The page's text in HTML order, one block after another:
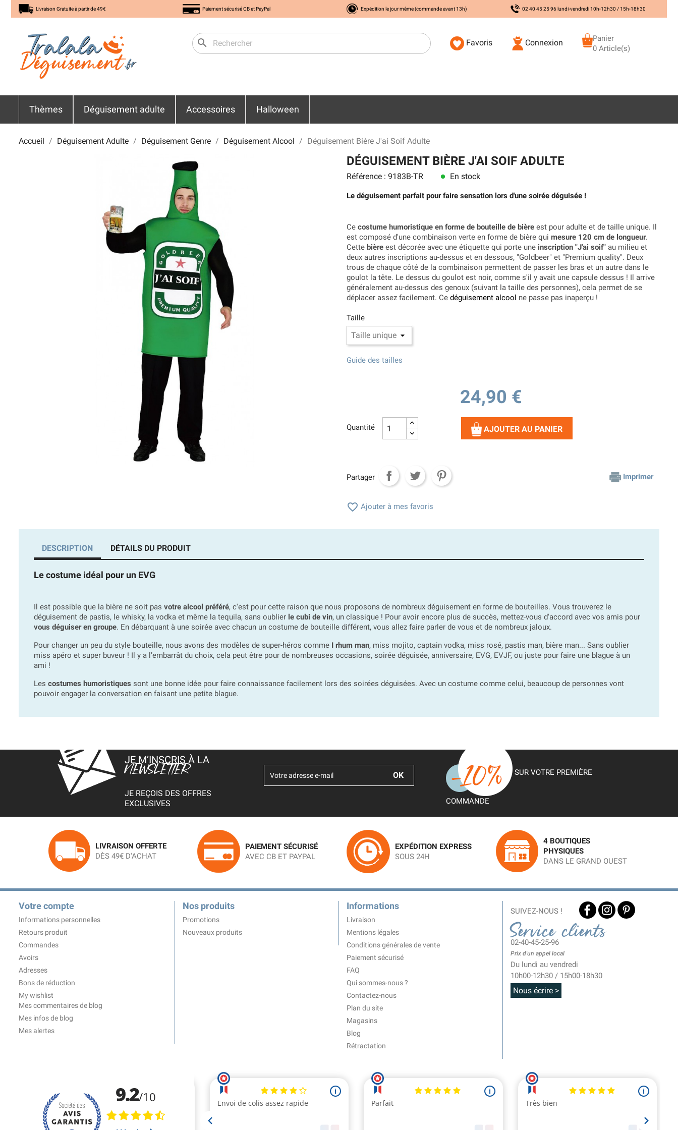
Livraison Gratuite à partir de 49€ Paiement sécurisé CB et PayPal Expédition le jour même (commande avant 13h) 02 40 45 25 96 lundi-vendredi 10h-12h30 / 15h-18h30
search Favoris Connexion
Panier
0 Article(s)
Thèmes Déguisement adulte Accessoires Halloween
Accueil Déguisement Adulte Déguisement Genre Déguisement Alcool Déguisement Bière J'ai Soif Adulte
DÉGUISEMENT BIÈRE J'AI SOIF ADULTE
Référence : 9183B-TR lens En stock
Le déguisement parfait pour faire sensation lors d'une soirée déguisée !
Ce costume humoristique en forme de bouteille de bière est pour adulte et de taille unique. Il
est composé d'une combinaison verte en forme de bière qui mesure 120 cm de longueur.
Cette bière est décorée avec une étiquette qui porte une inscription "J'ai soif" au milieu et
deux autres inscriptions au-dessus et en dessous, "Goldbeer" et "Premium quality". Deux
trous de chaque côté de la combinaison permettent de passer les bras et un autre dans le
goulot la tête. Le dessus du goulot est noir, comme s'il y avait une capsule dessus ! Il arrive
généralement au-dessus des genoux (suivant la taille des personnes), cela permet de se
déplacer assez facilement. Ce déguisement alcool ne passe pas inaperçu !
Taille
Guide des tailles
24,90 €
Quantité AJOUTER AU PANIER
Partager Imprimer
 Ajouter à mes favoris
DESCRIPTION DÉTAILS DU PRODUIT
Le costume idéal pour un EVG
Il est possible que la bière ne soit pas votre alcool préféré, c'est pour cette raison que nous proposons de nombreux déguisement en forme de bouteilles. Vous trouverez le
déguisement de pastis, le whisky, la vodka et même la tequila, sans oublier le cubi de vin, un classique ! Pour avoir encore plus de succès, mettez-vous d'accord avec vos amis pour
vous déguiser en groupe. En débarquant à une soirée avec chacun un costume de bouteille différent, vous allez faire parler de vous et de nombreux jaloux.
Pour changer un peu du style bouteille, nous avons des modèles de super-héros comme I rhum man, miss mojito, captain vodka, miss rosé, pastis man, bière man... Sans oublier
miss apéro et super buveur ! Il y a l’embarrât du choix, cela peut être pour de nombreuses occasions, soirée déguisée, anniversaire, EVG, EVJF, ou juste pour faire une blague à un
ami !
Les costumes humoristiques sont une bonne idée pour faire connaissance facilement lors des soirées déguisées. Avec un costume comme celui, beaucoup de personnes vont
pouvoir engager la conversation en faisant une petite blague.
JE M’INSCRIS À LA
NEWSLETTER
JE REÇOIS DES OFFRES
EXCLUSIVES
SUR VOTRE PREMIÈRE
COMMANDE
LIVRAISON OFFERTE
DÈS 49€ D'ACHAT
PAIEMENT SÉCURISÉ
AVEC CB ET PAYPAL
EXPÉDITION EXPRESS
SOUS 24H
4 BOUTIQUES
PHYSIQUES
DANS LE GRAND OUEST
Votre compte
Informations personnelles
Retours produit
Commandes
Avoirs
Adresses
Bons de réduction
My wishlist
Mes commentaires de blog
Mes infos de blog
Mes alertes
Nos produits
Promotions
Nouveaux produits
Informations
Livraison
Mentions légales
Conditions générales de vente
Paiement sécurisé
FAQ
Qui sommes-nous ?
Contactez-nous
Plan du site
Magasins
Blog
Rétractation
SUIVEZ-NOUS !
Service clients
02-40-45-25-96
Prix d'un appel local
Du lundi au vendredi
10h00-12h30 / 15h00-18h30
Nous écrire >